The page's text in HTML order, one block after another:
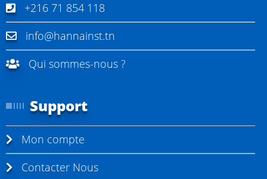
+216 71 854 118
info@hannainst.tn
Qui sommes-nous ?
Support
Mon compte
Contacter Nous